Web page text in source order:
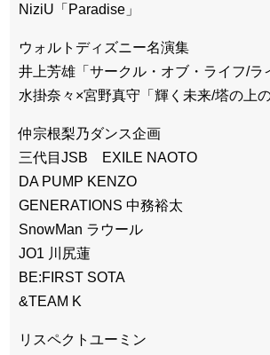
NiziU「Paradise」
ウォルトディズニー名演集
井上芳雄「サークル・オブ・ライフ/ラ
水掛奈々×宮野真守「輝く未来/塔の上
仲宗根梨乃ダンス企画
三代目JSB EXILE NAOTO
DA PUMP KENZO
GENERATIONS 中務裕太
SnowMan ラウール
JO1 川尻蓮
BE:FIRST SOTA
&TEAM K
リスペクトユーミン